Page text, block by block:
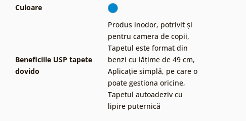
Culoare
Beneficiile USP tapete
dovido
Produs inodor, potrivit și
pentru camera de copii,
Tapetul este format din
benzi cu lățime de 49 cm,
Aplicație simplă, pe care o
poate gestiona oricine,
Tapetul autoadeziv cu
lipire puternică